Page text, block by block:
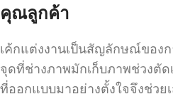
คุณลูกค้า
เค้กแต่งงานเป็นสัญลักษณ์ของ
จุดที่ช่างภาพมักเก็บภาพช่วงตัด
ที่ออกแบบมาอย่างตั้งใจจึงช่วย